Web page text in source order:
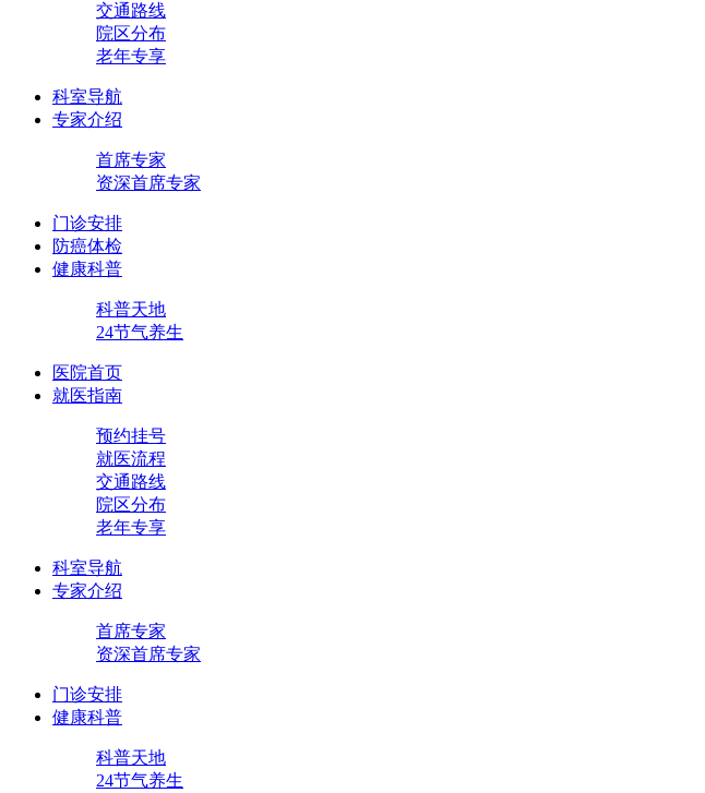
交通路线
院区分布
老年专享
科室导航
专家介绍
首席专家
资深首席专家
门诊安排
防癌体检
健康科普
科普天地
24节气养生
医院首页
就医指南
预约挂号
就医流程
交通路线
院区分布
老年专享
科室导航
专家介绍
首席专家
资深首席专家
门诊安排
健康科普
科普天地
24节气养生